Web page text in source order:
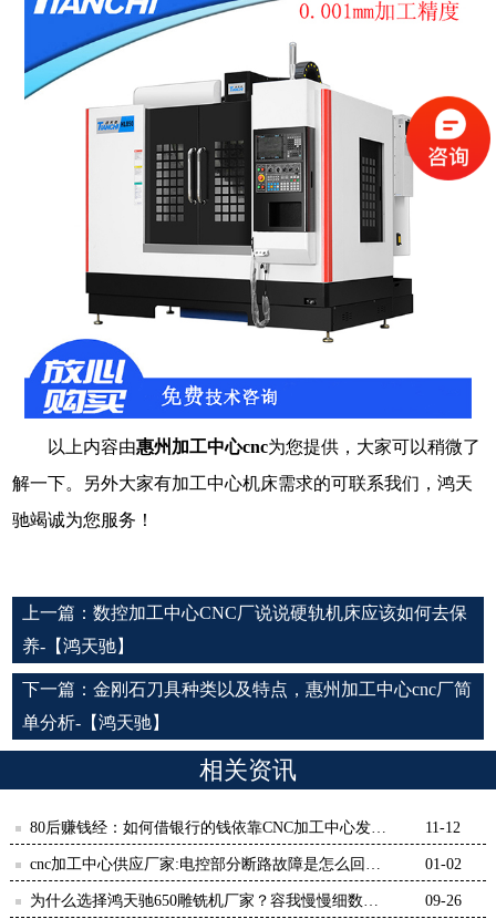
以上内容由惠州加工中心cnc为您提供，大家可以稍微了
解一下。另外大家有加工中心机床需求的可联系我们，鸿天
驰竭诚为您服务！
上一篇： 数控加工中心CNC厂说说硬轨机床应该如何去保
养-【鸿天驰】
下一篇： 金刚石刀具种类以及特点，惠州加工中心cnc厂简
单分析-【鸿天驰】
相关资讯
80后赚钱经：如何借银行的钱依靠CNC加工中心发自
己的财-鸿天驰
11-12
cnc加工中心供应厂家:电控部分断路故障是怎么回
事？-【鸿天驰】
01-02
为什么选择鸿天驰650雕铣机厂家？容我慢慢细数！ 09-26